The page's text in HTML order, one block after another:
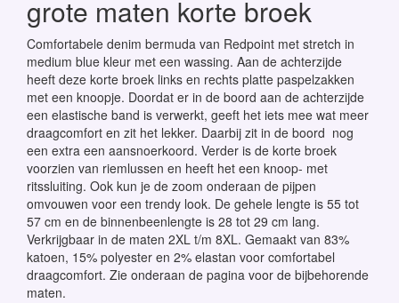
grote maten korte broek
Comfortabele denim bermuda van Redpoint met stretch in
medium blue kleur met een wassing. Aan de achterzijde
heeft deze korte broek links en rechts platte paspelzakken
met een knoopje. Doordat er in de boord aan de achterzijde
een elastische band is verwerkt, geeft het iets mee wat meer
draagcomfort en zit het lekker. Daarbij zit in de boord nog
een extra een aansnoerkoord. Verder is de korte broek
voorzien van riemlussen en heeft het een knoop- met
ritssluiting. Ook kun je de zoom onderaan de pijpen
omvouwen voor een trendy look. De gehele lengte is 55 tot
57 cm en de binnenbeenlengte is 28 tot 29 cm lang.
Verkrijgbaar in de maten 2XL t/m 8XL. Gemaakt van 83%
katoen, 15% polyester en 2% elastan voor comfortabel
draagcomfort. Zie onderaan de pagina voor de bijbehorende
maten.